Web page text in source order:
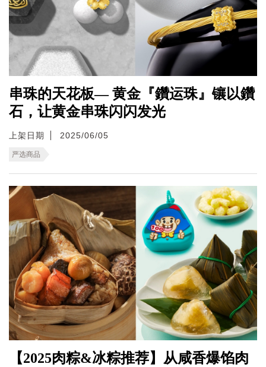
串珠的天花板— 黄金『鑽运珠』镶以鑽
石，让黄金串珠闪闪发光
上架日期 2025/06/05
严选商品
【2025肉粽&冰粽推荐】从咸香爆馅肉